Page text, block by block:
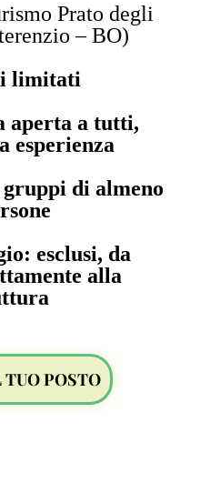
Prato degli
– BO)
limitati
aperta a tutti,
esperienza
di almeno
esclusi, da
alla
POSTO